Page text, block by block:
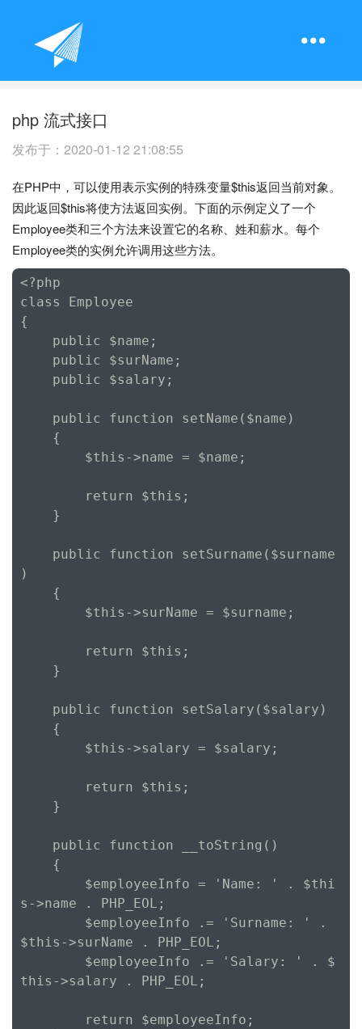
php 流式接口
发布于： 2020-01-12 21:08:55
在PHP中，可以使用表示实例的特殊变量$this返回当前对象。
因此返回$this将使方法返回实例。下面的示例定义了一个
Employee类和三个方法来设置它的名称、姓和薪水。每个
Employee类的实例允许调用这些方法。
<?php
class Employee
{
public $name;
public $surName;
public $salary;
public function setName($name)
{
$this->name = $name;
return $this;
}
public function setSurname($surname
)
{
$this->surName = $surname;
return $this;
}
public function setSalary($salary)
{
$this->salary = $salary;
return $this;
}
public function __toString()
{
$employeeInfo = 'Name: ' . $thi
s->name . PHP_EOL;
$employeeInfo .= 'Surname: ' .
$this->surName . PHP_EOL;
$employeeInfo .= 'Salary: ' . $
this->salary . PHP_EOL;
return $employeeInfo;